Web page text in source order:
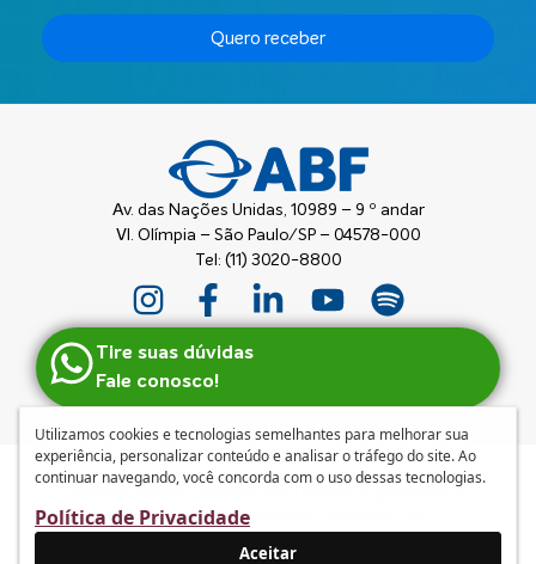
Quero receber
Av. das Nações Unidas, 10989 – 9 º andar
Vl. Olímpia – São Paulo/SP – 04578-000
Tel: (11) 3020-8800
Tire suas dúvidas
Fale conosco!
|Guia de Franquias ABF
Política de privacidade e
tratamento de dados pessoais
Utilizamos cookies e tecnologias semelhantes para melhorar sua
experiência, personalizar conteúdo e analisar o tráfego do site. Ao
continuar navegando, você concorda com o uso dessas tecnologias.
Política de Privacidade
Aceitar